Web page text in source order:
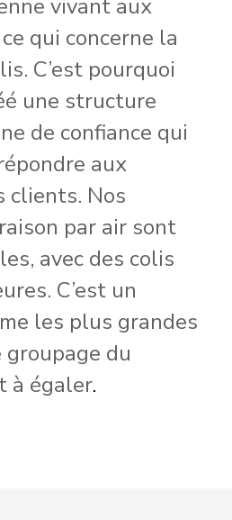
vivant aux
qui concerne la
C’est pourquoi
une structure
de confiance qui
aux
clients. Nos
par air sont
avec des colis
C’est un
les plus grandes
du
à égaler.